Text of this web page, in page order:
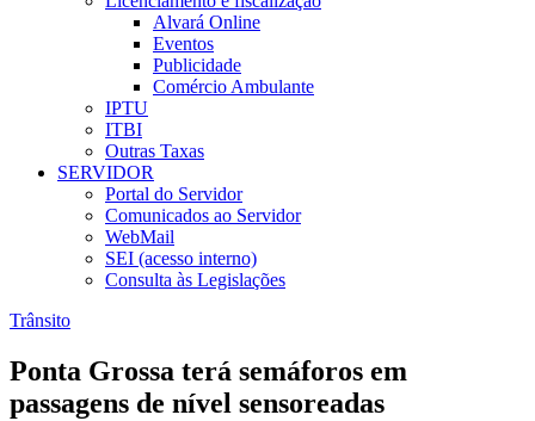
Alvará Online
Eventos
Publicidade
Comércio Ambulante
IPTU
ITBI
Outras Taxas
SERVIDOR
Portal do Servidor
Comunicados ao Servidor
WebMail
SEI (acesso interno)
Consulta às Legislações
Trânsito
Ponta Grossa terá semáforos em
passagens de nível sensoreadas